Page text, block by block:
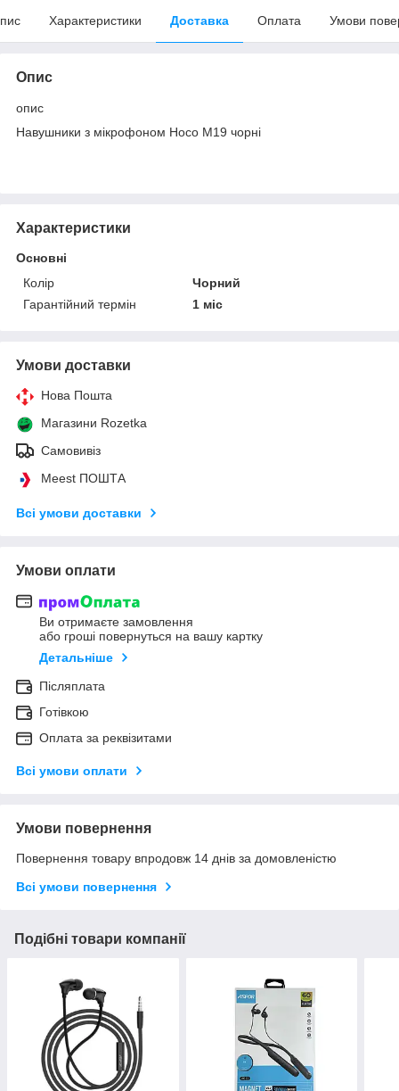
Характеристики Доставка Оплата Умови
Опис
опис
Навушники з мікрофоном Hoco M19 чорні
Характеристики
Основні
Колір
Чорний
Гарантійний термін
1 міс
Умови доставки
Нова Пошта
Магазини Rozetka
Самовивіз
Meest ПОШТА
Всі умови доставки
Умови оплати
Ви отримаєте замовлення
або гроші повернуться на вашу картку
Детальніше
Післяплата
Готівкою
Оплата за реквізитами
Всі умови оплати
Умови повернення
Повернення товару впродовж 14 днів за домовленістю
Всі умови повернення
Подібні товари компанії